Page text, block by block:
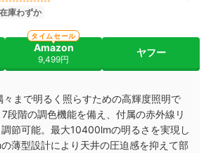
在庫わずか
Amazon
9,499円
タイムセール
ヤフー
まで明るく照らすための高輝度照明で
段階の調色機能を備え、付属の赤外線リ
節可能。最大10400lmの明るさを実現し
薄型設計により天井の圧迫感を抑えて部